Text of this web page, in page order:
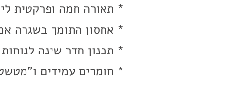
* תאורה חמה ופרקטית
* אחסון התומך בשגרה
* תכנון חדר שינה
* חומרים עמידים